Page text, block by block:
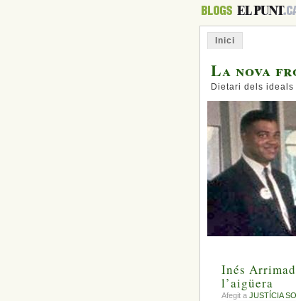
Inici
La nova
Dietari dels ideals
Inés
l’aigüera
Afegit a JUSTÍCIA